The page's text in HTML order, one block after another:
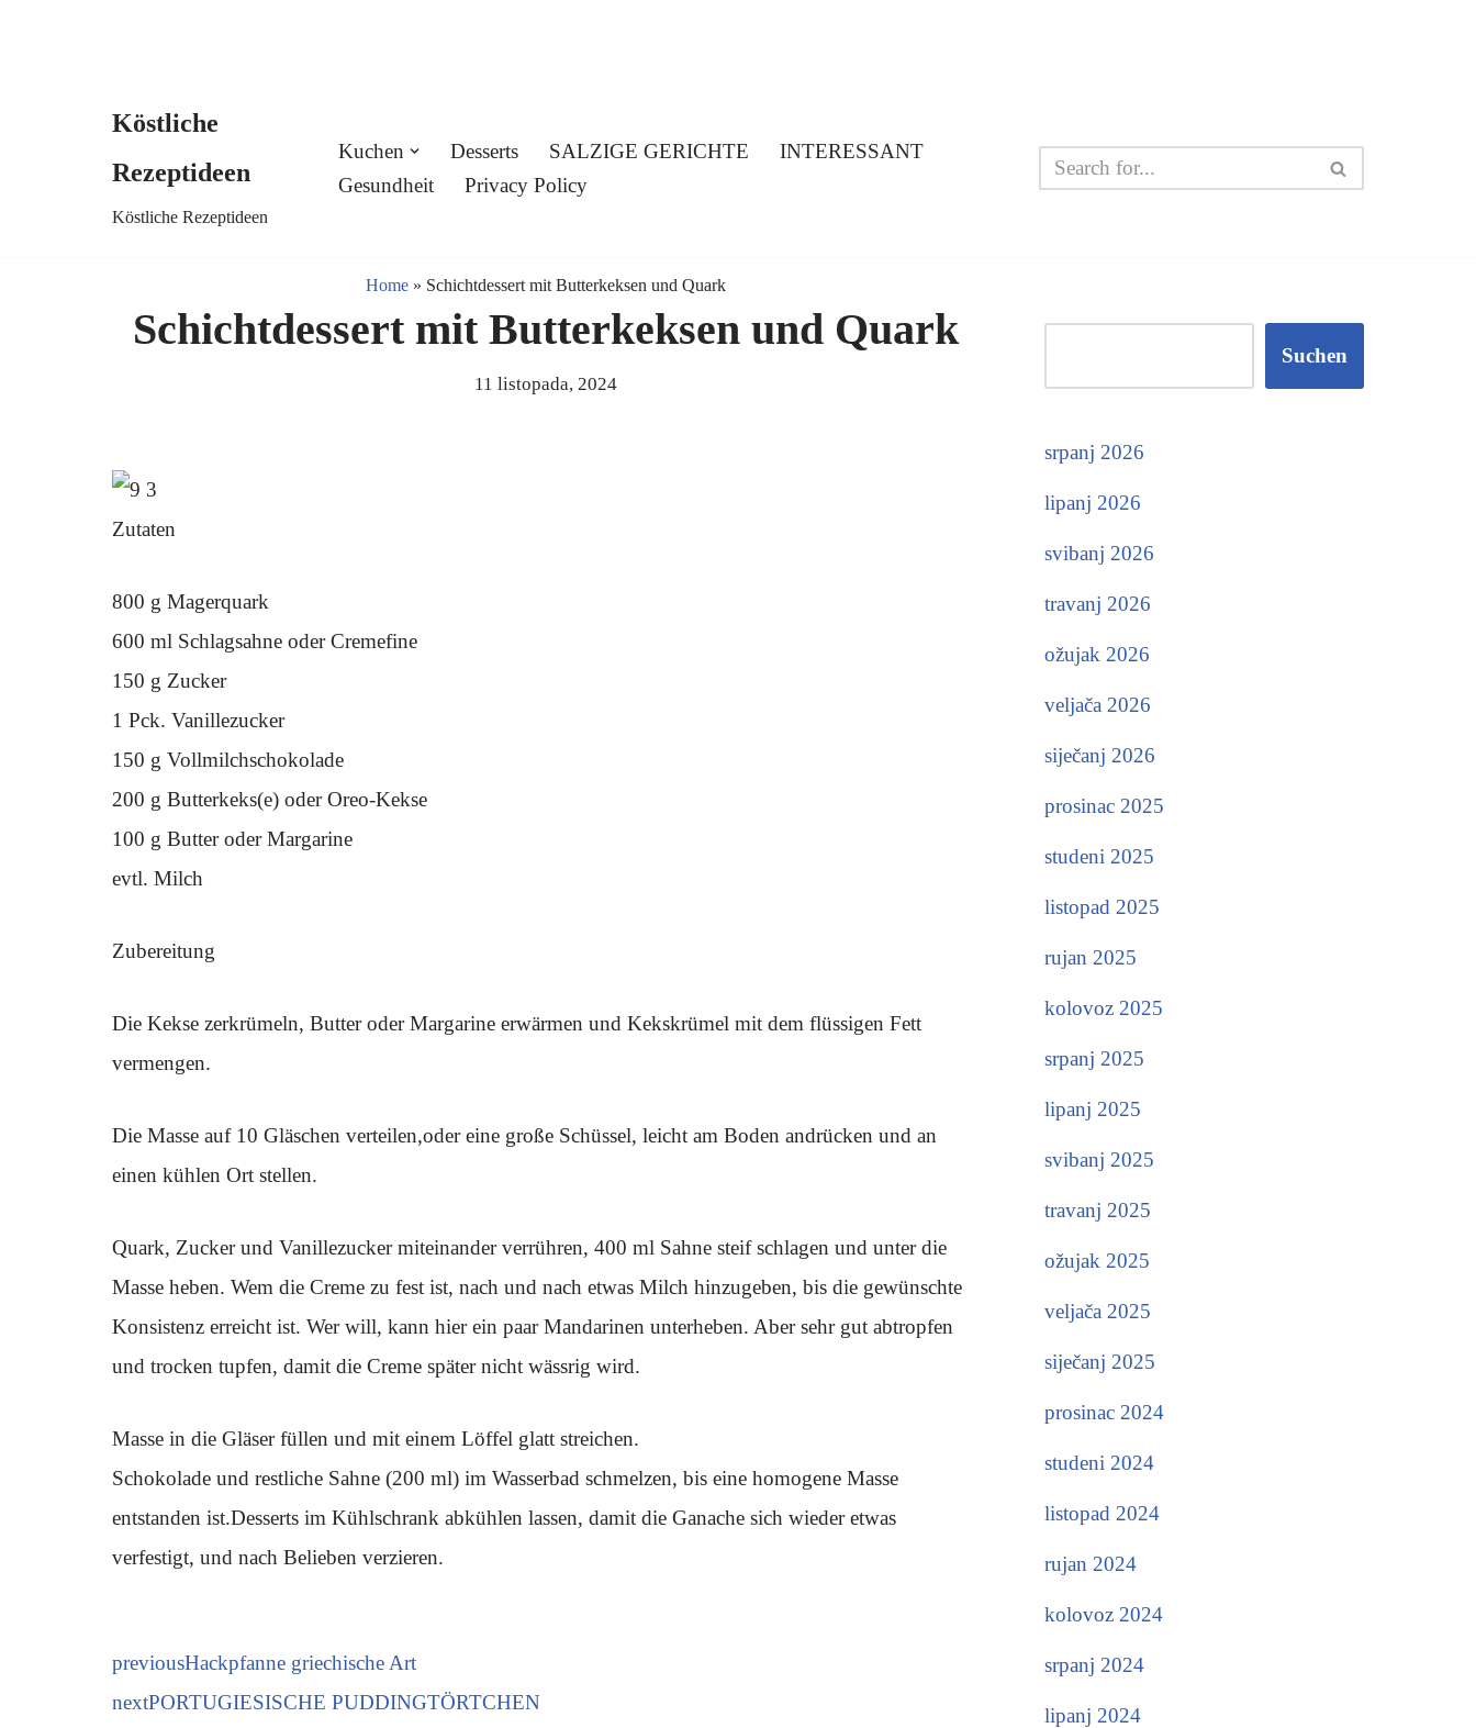
Köstliche
Rezeptideen
Köstliche Rezeptideen
Kuchen Desserts SALZIGE GERICHTE
INTERESSANT
Gesundheit
Privacy Policy
Home» Schichtdessert mit Butterkeksen und Quark
Schichtdessert mit Butterkeksen und Quark
11 listopada, 2024
Zutaten
800 g Magerquark
600 ml Schlagsahne oder Cremefine
150 g Zucker
1 Pck. Vanillezucker
150 g Vollmilchschokolade
200 g Butterkeks(e) oder Oreo-Kekse
100 g Butter oder Margarine
evtl. Milch
Zubereitung
Die Kekse zerkrümeln, Butter oder Margarine erwärmen und Kekskrümel mit dem flüssigen Fett
vermengen.
Die Masse auf 10 Gläschen verteilen,oder eine große Schüssel, leicht am Boden andrücken und an
einen kühlen Ort stellen.
Quark, Zucker und Vanillezucker miteinander verrühren, 400 ml Sahne steif schlagen und unter die
Masse heben. Wem die Creme zu fest ist, nach und nach etwas Milch hinzugeben, bis die gewünschte
Konsistenz erreicht ist. Wer will, kann hier ein paar Mandarinen unterheben. Aber sehr gut abtropfen
und trocken tupfen, damit die Creme später nicht wässrig wird.
Masse in die Gläser füllen und mit einem Löffel glatt streichen.
Schokolade und restliche Sahne (200 ml) im Wasserbad schmelzen, bis eine homogene Masse
entstanden ist.Desserts im Kühlschrank abkühlen lassen, damit die Ganache sich wieder etwas
verfestigt, und nach Belieben verzieren.
previousHackpfanne griechische Art
nextPORTUGIESISCHE PUDDINGTÖRTCHEN
Suchen
srpanj 2026
lipanj 2026
svibanj 2026
travanj 2026
ožujak 2026
veljača 2026
siječanj 2026
prosinac 2025
studeni 2025
listopad 2025
rujan 2025
kolovoz 2025
srpanj 2025
lipanj 2025
svibanj 2025
travanj 2025
ožujak 2025
veljača 2025
siječanj 2025
prosinac 2024
studeni 2024
listopad 2024
rujan 2024
kolovoz 2024
srpanj 2024
lipanj 2024